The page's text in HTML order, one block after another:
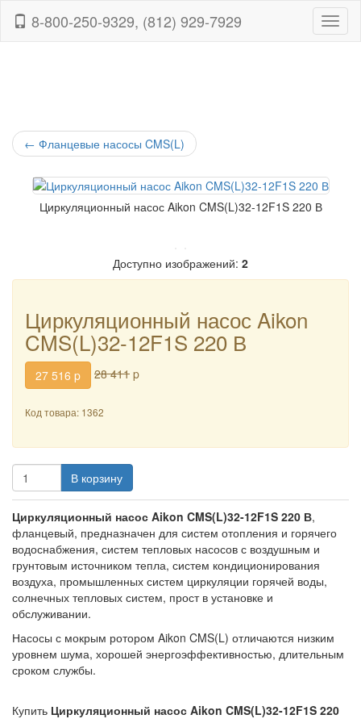
8-800-250-9329, (812) 929-7929
← Фланцевые насосы CMS(L)
Циркуляционный насос Aikon CMS(L)32-12F1S 220 В
Доступно изображений: 2
Циркуляционный насос Aikon
CMS(L)32-12F1S 220 В
27 516 p 28 411 p
Код товара: 1362
В корзину
Циркуляционный насос Aikon CMS(L)32-12F1S 220 В,
фланцевый, предназначен для систем отопления и горячего
водоснабжения, систем тепловых насосов с воздушным и
грунтовым источником тепла, систем кондиционирования
воздуха, промышленных систем циркуляции горячей воды,
солнечных тепловых систем, прост в установке и
обслуживании.
Насосы с мокрым ротором Aikon CMS(L) отличаются низким
уровнем шума, хорошей энергоэффективностью, длительным
сроком службы.
Купить Циркуляционный насос Aikon CMS(L)32-12F1S 220